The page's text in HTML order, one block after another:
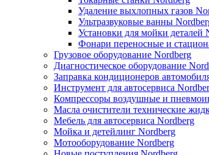
Удаление выхлопных газов
Ультразвуковые ванны
Установки для мойки деталей
Фонари переносные и
Грузовое оборудование Nordberg
Диагностическое оборудование
Заправка кондиционеров
Инструмент для автосервиса
Компрессоры воздушные и
Масла очистители технические
Мебель для автосервиса Nordberg
Мойка и детейлинг Nordberg
Мотооборудование Nordberg